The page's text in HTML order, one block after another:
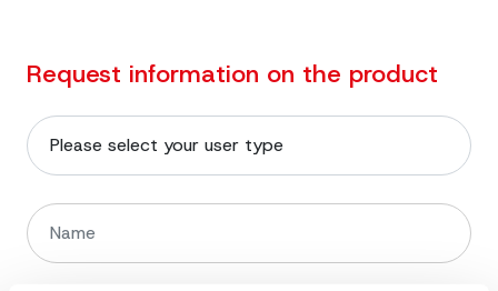
Request information on the product